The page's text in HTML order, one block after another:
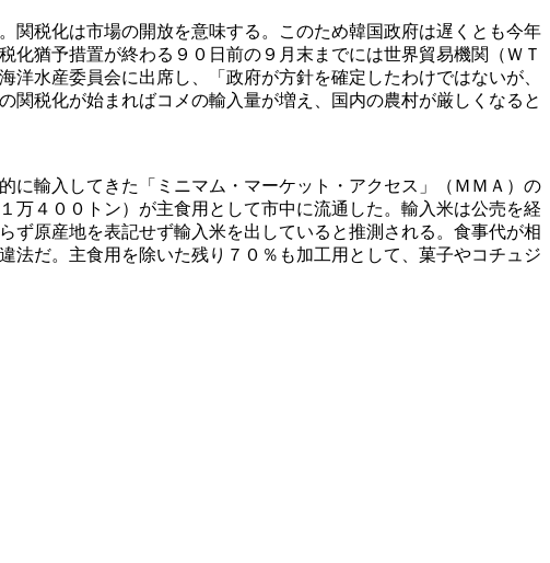
関税化は市場の開放を意味する。このため韓国政府は遅くとも今年
猶予措置が終わる９０日前の９月末までには世界貿易機関（ＷＴ
水産委員会に出席し、「政府が方針を確定したわけではないが、
税化が始まればコメの輸入量が増え、国内の農村が厳しくなると
に輸入してきた「ミニマム・マーケット・アクセス」（ＭＭＡ）の
万４００トン）が主食用として市中に流通した。輸入米は公売を経
原産地を表記せず輸入米を出していると推測される。食事代が相
だ。主食用を除いた残り７０％も加工用として、菓子やコチュジ